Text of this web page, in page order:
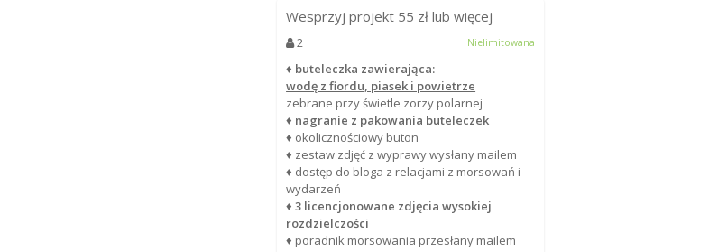
Wesprzyj projekt 55 zł lub więcej
2 Nielimitowana
♦ buteleczka zawierająca:
wodę z fiordu, piasek i powietrze
zebrane przy świetle zorzy polarnej
♦ nagranie z pakowania buteleczek
♦ okolicznościowy buton
♦ zestaw zdjęć z wyprawy wysłany mailem
♦ dostęp do bloga z relacjami z morsowań i
wydarzeń
♦3 licencjonowane zdjęcia wysokiej
rozdzielczości
♦ poradnik morsowania przesłany mailem